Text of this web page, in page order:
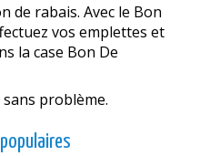
de rabais. Avec le Bon
vos emplettes et
la case Bon De
problème.